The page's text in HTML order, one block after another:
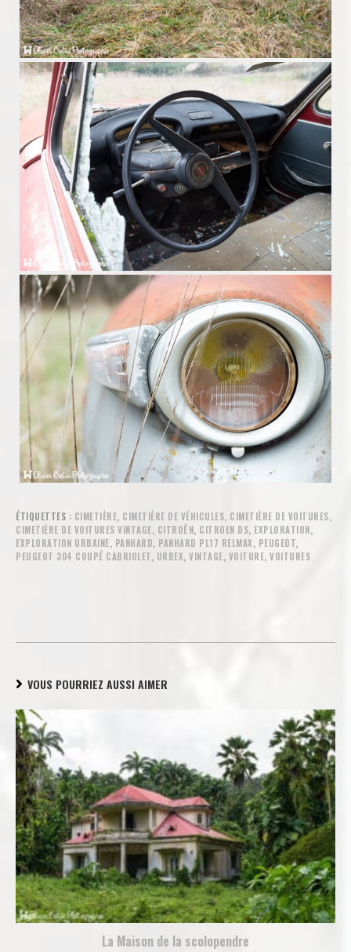
ÉTIQUETTES : CIMETIÈRE, CIMETIÈRE DE VÉHICULES, CIMETIÈRE DE VOITURES,
CIMETIÈRE DE VOITURES VINTAGE, CITROËN, CITROEN DS, EXPLORATION,
EXPLORATION URBAINE, PANHARD, PANHARD PL17 RELMAX, PEUGEOT,
PEUGEOT 304 COUPÉ CABRIOLET, URBEX, VINTAGE, VOITURE, VOITURES
VOUS POURRIEZ AUSSI AIMER
La Maison de la scolopendre